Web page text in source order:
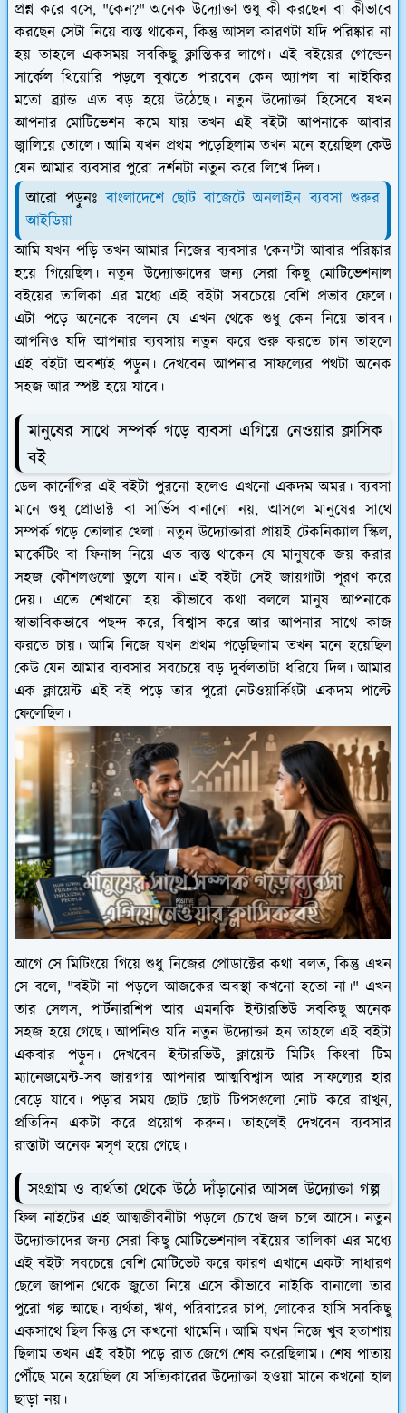
প্রশ্ন করে বসে, "কেন?" অনেক উদ্যোক্তা শুধু কী করছেন বা কীভাবে
করছেন সেটা নিয়ে ব্যস্ত থাকেন, কিন্তু আসল কারণটা যদি পরিষ্কার না
হয় তাহলে একসময় সবকিছু ক্লান্তিকর লাগে। এই বইয়ের গোল্ডেন
সার্কেল থিয়োরি পড়লে বুঝতে পারবেন কেন অ্যাপল বা নাইকির
মতো ব্র্যান্ড এত বড় হয়ে উঠেছে। নতুন উদ্যোক্তা হিসেবে যখন
আপনার মোটিভেশন কমে যায় তখন এই বইটা আপনাকে আবার
জ্বালিয়ে তোলে। আমি যখন প্রথম পড়েছিলাম তখন মনে হয়েছিল কেউ
যেন আমার ব্যবসার পুরো দর্শনটা নতুন করে লিখে দিল।
আরো পড়ুনঃবাংলাদেশে ছোট বাজেটে অনলাইন ব্যবসা শুরুর
আইডিয়া
আমি যখন পড়ি তখন আমার নিজের ব্যবসার 'কেন'টা আবার পরিষ্কার
হয়ে গিয়েছিল। নতুন উদ্যোক্তাদের জন্য সেরা কিছু মোটিভেশনাল
বইয়ের তালিকা এর মধ্যে এই বইটা সবচেয়ে বেশি প্রভাব ফেলে।
এটা পড়ে অনেকে বলেন যে এখন থেকে শুধু কেন নিয়ে ভাবব।
আপনিও যদি আপনার ব্যবসায় নতুন করে শুরু করতে চান তাহলে
এই বইটা অবশ্যই পড়ুন। দেখবেন আপনার সাফল্যের পথটা অনেক
সহজ আর স্পষ্ট হয়ে যাবে।
মানুষের সাথে সম্পর্ক গড়ে ব্যবসা এগিয়ে নেওয়ার ক্লাসিক
বই
ডেল কার্নেগির এই বইটা পুরনো হলেও এখনো একদম অমর। ব্যবসা
মানে শুধু প্রোডাক্ট বা সার্ভিস বানানো নয়, আসলে মানুষের সাথে
সম্পর্ক গড়ে তোলার খেলা। নতুন উদ্যোক্তারা প্রায়ই টেকনিক্যাল স্কিল,
মার্কেটিং বা ফিনান্স নিয়ে এত ব্যস্ত থাকেন যে মানুষকে জয় করার
সহজ কৌশলগুলো ভুলে যান। এই বইটা সেই জায়গাটা পূরণ করে
দেয়। এতে শেখানো হয় কীভাবে কথা বললে মানুষ আপনাকে
স্বাভাবিকভাবে পছন্দ করে, বিশ্বাস করে আর আপনার সাথে কাজ
করতে চায়। আমি নিজে যখন প্রথম পড়েছিলাম তখন মনে হয়েছিল
কেউ যেন আমার ব্যবসার সবচেয়ে বড় দুর্বলতাটা ধরিয়ে দিল। আমার
এক ক্লায়েন্ট এই বই পড়ে তার পুরো নেটওয়ার্কিংটা একদম পাল্টে
ফেলেছিল।
আগে সে মিটিংয়ে গিয়ে শুধু নিজের প্রোডাক্টের কথা বলত, কিন্তু এখন
সে বলে, "বইটা না পড়লে আজকের অবস্থা কখনো হতো না।" এখন
তার সেলস, পার্টনারশিপ আর এমনকি ইন্টারভিউ সবকিছু অনেক
সহজ হয়ে গেছে। আপনিও যদি নতুন উদ্যোক্তা হন তাহলে এই বইটা
একবার পড়ুন। দেখবেন ইন্টারভিউ, ক্লায়েন্ট মিটিং কিংবা টিম
ম্যানেজমেন্ট-সব জায়গায় আপনার আত্মবিশ্বাস আর সাফল্যের হার
বেড়ে যাবে। পড়ার সময় ছোট ছোট টিপসগুলো নোট করে রাখুন,
প্রতিদিন একটা করে প্রয়োগ করুন। তাহলেই দেখবেন ব্যবসার
রাস্তাটা অনেক মসৃণ হয়ে গেছে।
সংগ্রাম ও ব্যর্থতা থেকে উঠে দাঁড়ানোর আসল উদ্যোক্তা গল্প
ফিল নাইটের এই আত্মজীবনীটা পড়লে চোখে জল চলে আসে। নতুন
উদ্যোক্তাদের জন্য সেরা কিছু মোটিভেশনাল বইয়ের তালিকা এর মধ্যে
এই বইটা সবচেয়ে বেশি মোটিভেট করে কারণ এখানে একটা সাধারণ
ছেলে জাপান থেকে জুতো নিয়ে এসে কীভাবে নাইকি বানালো তার
পুরো গল্প আছে। ব্যর্থতা, ঋণ, পরিবারের চাপ, লোকের হাসি-সবকিছু
একসাথে ছিল কিন্তু সে কখনো থামেনি। আমি যখন নিজে খুব হতাশায়
ছিলাম তখন এই বইটা পড়ে রাত জেগে শেষ করেছিলাম। শেষ পাতায়
পৌঁছে মনে হয়েছিল যে সত্যিকারের উদ্যোক্তা হওয়া মানে কখনো হাল
ছাড়া নয়।